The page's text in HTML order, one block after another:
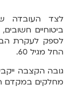
לצד העובדה
ביטוחיים
לספק לעקרת
החל מגיל 60.
גובה הקצבה
מחלקים במקדם